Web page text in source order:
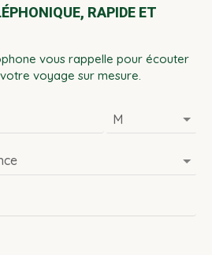
RAPIDE ET
vous rappelle pour écouter
voyage sur mesure.